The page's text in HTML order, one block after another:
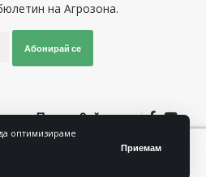
оптимизираме
Приемам
на Агрозона.
Абонирай се
Последвайте ни
за използване на “Бисквитки”